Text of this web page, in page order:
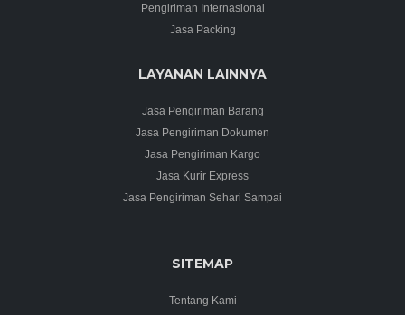
Pengiriman Internasional
Jasa Packing
LAYANAN LAINNYA
Jasa Pengiriman Barang
Jasa Pengiriman Dokumen
Jasa Pengiriman Kargo
Jasa Kurir Express
Jasa Pengiriman Sehari Sampai
SITEMAP
Tentang Kami